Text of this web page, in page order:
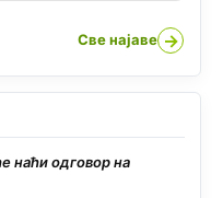
Све најаве →
наћи одговор на